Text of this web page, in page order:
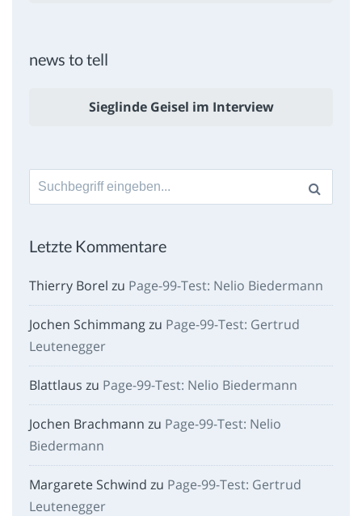
news to tell
Sieglinde Geisel im Interview
Suche
nach:
Letzte Kommentare
Thierry Borel zu Page-99-Test: Nelio Biedermann
Jochen Schimmangzu Page-99-Test: Gertrud
Leutenegger
Blattlaus zu Page-99-Test: Nelio Biedermann
Jochen Brachmann zu Page-99-Test: Nelio
Biedermann
Margarete Schwind zu Page-99-Test: Gertrud
Leutenegger